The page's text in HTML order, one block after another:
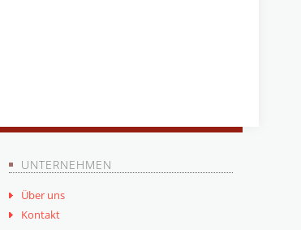
UNTERNEHMEN
Über uns
Kontakt